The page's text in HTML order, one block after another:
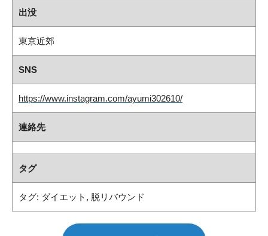
出没
東京近郊
SNS
https://www.instagram.com/ayumi302610/
連絡先
タグ
タグ: ダイエット , 脱リバウンド